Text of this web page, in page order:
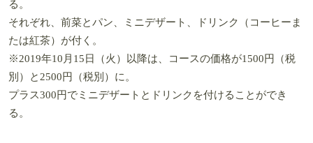
る。
それぞれ、前菜とパン、ミニデザート、ドリンク（コーヒーま
たは紅茶）が付く。
※2019年10月15日（火）以降は、コースの価格が1500円（税
別）と2500円（税別）に。
プラス300円でミニデザートとドリンクを付けることができ
る。